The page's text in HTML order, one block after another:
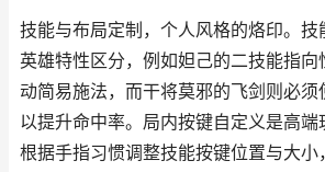
技能与布局定制，个人风格的烙印。技
英雄特性区分，例如妲己的二技能指向
动简易施法，而干将莫邪的飞剑则必须
以提升命中率。局内按键自定义是高
根据手指习惯调整技能按键位置与大小